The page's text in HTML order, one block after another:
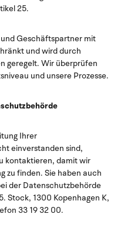
25.
Geschäftspartner mit
und wird durch
geregelt. Wir überprüfen
und unsere Prozesse.
Ihrer
einverstanden sind,
kontaktieren, damit wir
zu finden. Sie haben auch
der Datenschutzbehörde
Stock, 1300 Kopenhagen K,
33 19 32 00.